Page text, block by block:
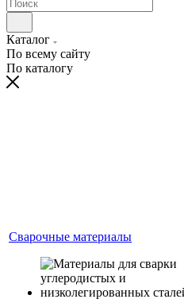
Каталог
По всему сайту
По каталогу
Сварочные материалы